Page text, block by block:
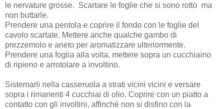
le nervature grosse. Scartare le foglie che si sono rotto ma
non buttarle.
Prendere una pentola e coprire il fondo con le foglie del
cavolo scartate. Mettere anche qualche gambo di
prezzemolo e aneto per aromatizzare ulteriormente.
Prendere una foglia alla volta, mettere sopra un cucchiaino
di ripieno e arrotolare a involtino.
Sistemarli nella casseruola a strati vicini vicini e versare
sopra i rimanenti 4 cucchiai di olio. Coprire con un piatto a
contatto con gli involtini, affinchè non si disfino con la